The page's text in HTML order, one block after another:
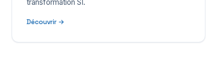
transformation SI.
Découvrir →